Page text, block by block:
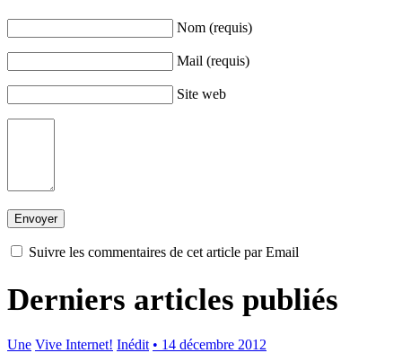
Nom (requis)
Mail (requis)
Site web
Suivre les commentaires de cet article par Email
Derniers articles publiés
Une Vive Internet! Inédit • 14 décembre 2012